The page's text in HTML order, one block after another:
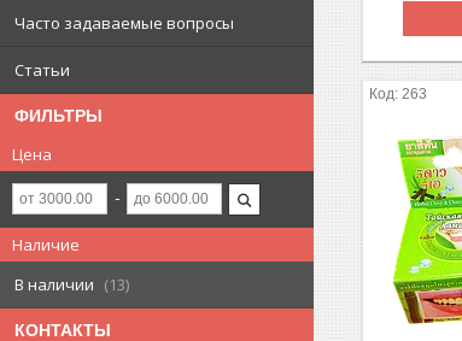
Часто задаваемые вопросы
Статьи
ФИЛЬТРЫ
Цена
Наличие
В наличии
13
КОНТАКТЫ
263